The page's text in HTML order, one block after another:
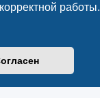
работы.